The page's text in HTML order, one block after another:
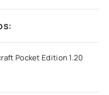
Pocket Edition 1.20